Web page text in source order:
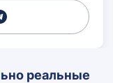
реальные